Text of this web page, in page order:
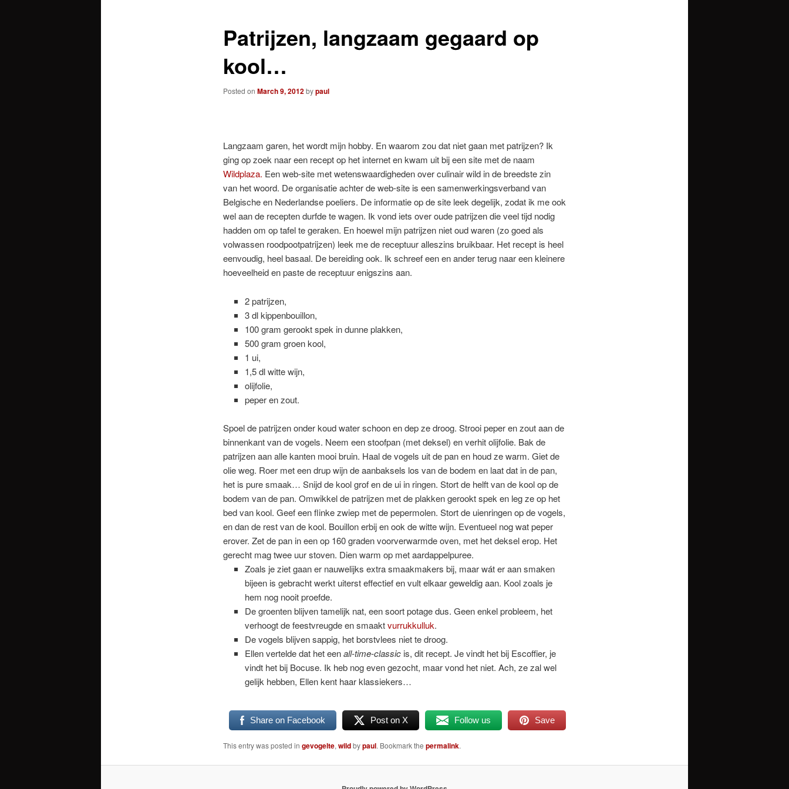
Patrijzen, langzaam gegaard op
kool…
Posted on March 9, 2012bypaul
Langzaam garen, het wordt mijn hobby. En waarom zou dat niet gaan met patrijzen? Ik
ging op zoek naar een recept op het internet en kwam uit bij een site met de naam
Wildplaza. Een web-site met wetenswaardigheden over culinair wild in de breedste zin
van het woord. De organisatie achter de web-site is een samenwerkingsverband van
Belgische en Nederlandse poeliers. De informatie op de site leek degelijk, zodat ik me ook
wel aan de recepten durfde te wagen. Ik vond iets over oude patrijzen die veel tijd nodig
hadden om op tafel te geraken. En hoewel mijn patrijzen niet oud waren (zo goed als
volwassen roodpootpatrijzen) leek me de receptuur alleszins bruikbaar. Het recept is heel
eenvoudig, heel basaal. De bereiding ook. Ik schreef een en ander terug naar een kleinere
hoeveelheid en paste de receptuur enigszins aan.
2 patrijzen,
3 dl kippenbouillon,
100 gram gerookt spek in dunne plakken,
500 gram groen kool,
1 ui,
1,5 dl witte wijn,
olijfolie,
peper en zout.
Spoel de patrijzen onder koud water schoon en dep ze droog. Strooi peper en zout aan de
binnenkant van de vogels. Neem een stoofpan (met deksel) en verhit olijfolie. Bak de
patrijzen aan alle kanten mooi bruin. Haal de vogels uit de pan en houd ze warm. Giet de
olie weg. Roer met een drup wijn de aanbaksels los van de bodem en laat dat in de pan,
het is pure smaak… Snijd de kool grof en de ui in ringen. Stort de helft van de kool op de
bodem van de pan. Omwikkel de patrijzen met de plakken gerookt spek en leg ze op het
bed van kool. Geef een flinke zwiep met de pepermolen. Stort de uienringen op de vogels,
en dan de rest van de kool. Bouillon erbij en ook de witte wijn. Eventueel nog wat peper
erover. Zet de pan in een op 160 graden voorverwarmde oven, met het deksel erop. Het
gerecht mag twee uur stoven. Dien warm op met aardappelpuree.
Zoals je ziet gaan er nauwelijks extra smaakmakers bij, maar wát er aan smaken
bijeen is gebracht werkt uiterst effectief en vult elkaar geweldig aan. Kool zoals je
hem nog nooit proefde.
De groenten blijven tamelijk nat, een soort potage dus. Geen enkel probleem, het
verhoogt de feestvreugde en smaaktvurrukkulluk.
De vogels blijven sappig, het borstvlees niet te droog.
Ellen vertelde dat het eenall-time-classic is, dit recept. Je vindt het bij Escoffier, je
vindt het bij Bocuse. Ik heb nog even gezocht, maar vond het niet. Ach, ze zal wel
gelijk hebben, Ellen kent haar klassiekers…
Share on Facebook Post on X Follow us Save
This entry was posted in gevogelte, wildbypaul. Bookmark the permalink.